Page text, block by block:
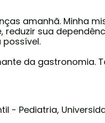
amanhã. Minha
sua
da gastronomia.
- Pediatria,